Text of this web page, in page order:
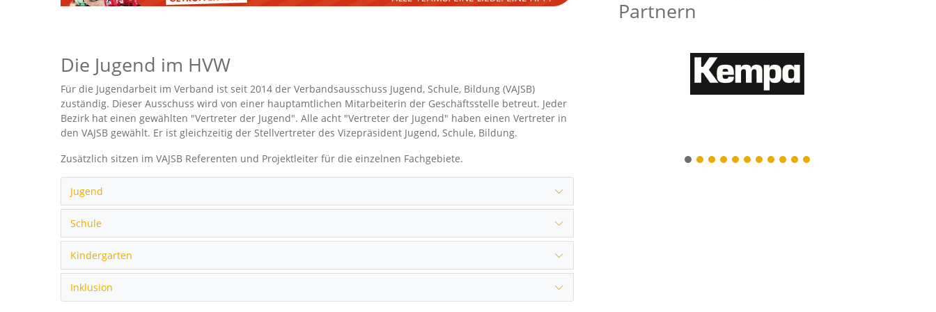
Die Jugend im HVW
Für die Jugendarbeit im Verband ist seit 2014 der Verbandsausschuss Jugend, Schule, Bildung (VAJSB)
zuständig. Dieser Ausschuss wird von einer hauptamtlichen Mitarbeiterin der Geschäftsstelle betreut. Jeder
Bezirk hat einen gewählten "Vertreter der Jugend". Alle acht "Vertreter der Jugend" haben einen Vertreter in
den VAJSB gewählt. Er ist gleichzeitig der Stellvertreter des Vizepräsident Jugend, Schule, Bildung.
Zusätzlich sitzen im VAJSB Referenten und Projektleiter für die einzelnen Fachgebiete.
Jugend
Schule
Kindergarten
Inklusion
Partnern
1 2 3 4 5 6 7 8 9 1011